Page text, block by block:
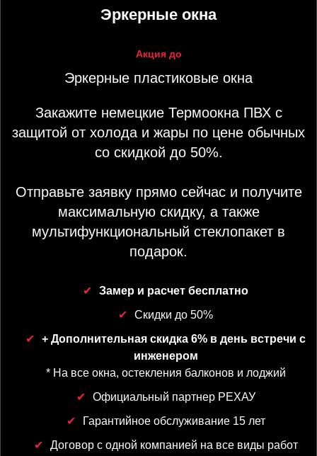
Эркерные окна
Акция до
Эркерные пластиковые окна
Закажите немецкие Термоокна ПВХ с
защитой от холода и жары по цене обычных
со скидкой до 50%.
Отправьте заявку прямо сейчас и получите
максимальную скидку, а также
мультифункциональный стеклопакет в
подарок.
Замер и расчет бесплатно
Скидки до 50%
+ Дополнительная скидка 6% в день встречи с
инженером
* На все окна, остекления балконов и лоджий
Официальный партнер РЕХАУ
Гарантийное обслуживание 15 лет
Договор с одной компанией на все виды работ